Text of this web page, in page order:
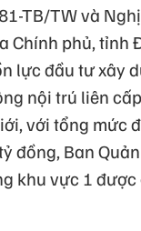
TB/TW và
Chính phủ, tỉnh
lực đầu tư xây
nội trú liên
với tổng mức
đồng, Ban
khu vực 1